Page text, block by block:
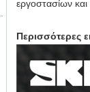
εργοστασίων
Περισσότερες